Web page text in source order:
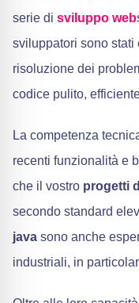
serie di sviluppo web
sviluppatori sono stati
risoluzione dei
codice pulito,
La competenza
recenti funzionalità e
che il vostro progetti
secondo standard
java sono anche
industriali, in